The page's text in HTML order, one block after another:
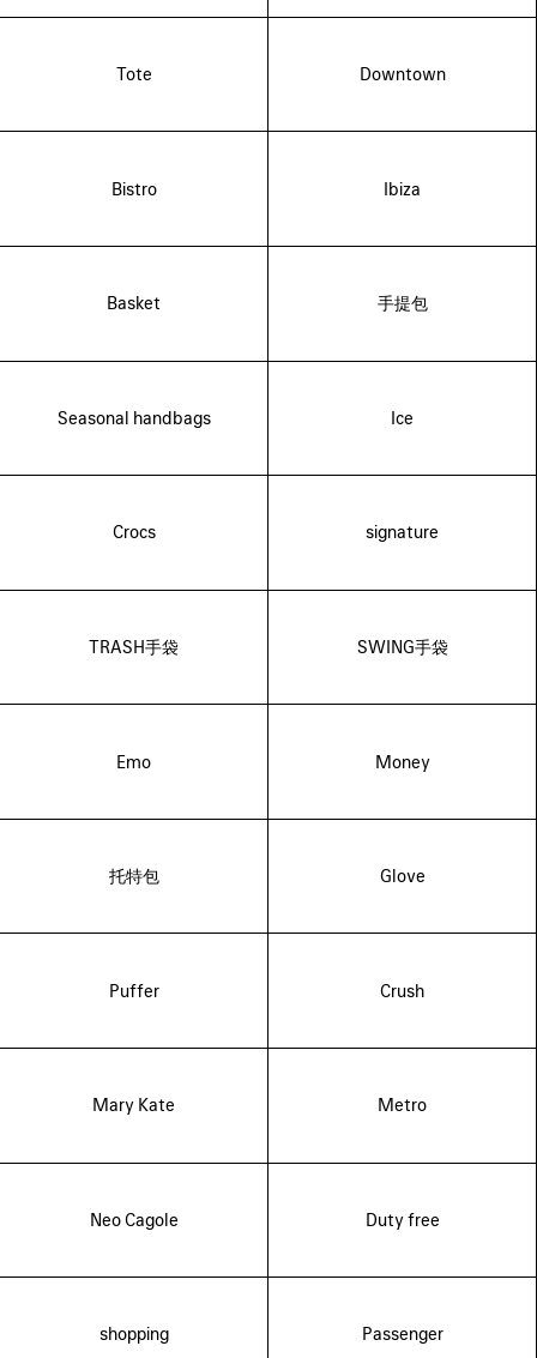
Tote Downtown
Bistro Ibiza
Basket 手提包
Seasonal handbags Ice
Crocs signature
TRASH手袋 SWING手袋
Emo Money
托特包 Glove
Puffer Crush
Mary Kate Metro
Neo Cagole Duty free
shopping Passenger